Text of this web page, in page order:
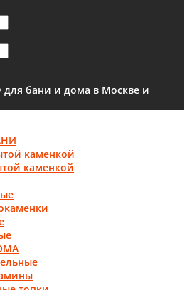
бани и дома в Москве и
каменкой
каменкой